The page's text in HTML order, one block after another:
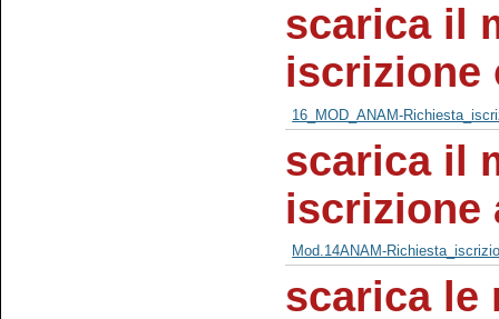
scarica il
iscrizione
16_MOD_ANAM-
scarica il
iscrizione
Mod.14ANAM-
scarica le